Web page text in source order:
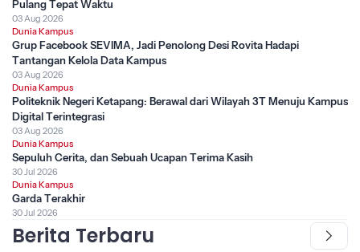
Pulang Tepat Waktu
03 Aug 2026
Dunia Kampus
Grup Facebook SEVIMA, Jadi Penolong Desi Rovita Hadapi
Tantangan Kelola Data Kampus
03 Aug 2026
Dunia Kampus
Politeknik Negeri Ketapang: Berawal dari Wilayah 3T Menuju Kampus
Digital Terintegrasi
03 Aug 2026
Dunia Kampus
Sepuluh Cerita, dan Sebuah Ucapan Terima Kasih
30 Jul 2026
Dunia Kampus
Garda Terakhir
30 Jul 2026
Berita Terbaru